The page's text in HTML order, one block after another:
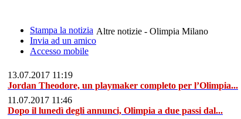
Stampa la notizia
Invia ad un amico
Accesso mobile
Altre notizie - Olimpia Milano
13.07.2017 11:19
Jordan Theodore, un playmaker completo per l’Olimpia...
11.07.2017 11:46
Dopo il lunedì degli annunci, Olimpia a due passi dal...